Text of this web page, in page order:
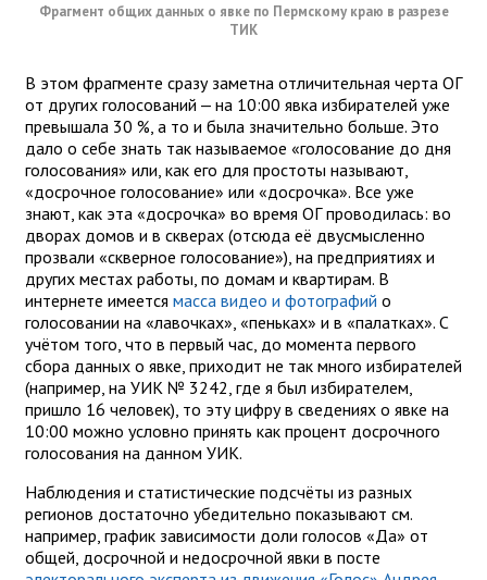
Фрагмент общих данных о явке по Пермскому краю в разрезе
ТИК
В этом фрагменте сразу заметна отличительная черта ОГ
от других голосований — на 10:00 явка избирателей уже
превышала 30 %, а то и была значительно больше. Это
дало о себе знать так называемое «голосование до дня
голосования» или, как его для простоты называют,
«досрочное голосование» или «досрочка». Все уже
знают, как эта «досрочка» во время ОГ проводилась: во
дворах домов и в скверах (отсюда её двусмысленно
прозвали «скверное голосование»), на предприятиях и
других местах работы, по домам и квартирам. В
интернете имеется масса видео и фотографий о
голосовании на «лавочках», «пеньках» и в «палатках». С
учётом того, что в первый час, до момента первого
сбора данных о явке, приходит не так много избирателей
(например, на УИК № 3242, где я был избирателем,
пришло 16 человек), то эту цифру в сведениях о явке на
10:00 можно условно принять как процент досрочного
голосования на данном УИК.
Наблюдения и статистические подсчёты из разных
регионов достаточно убедительно показывают см.
например, график зависимости доли голосов «Да» от
общей, досрочной и недосрочной явки в посте